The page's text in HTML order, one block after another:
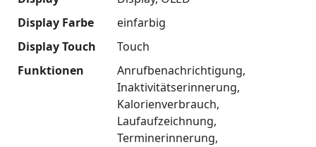
Display Farbe
einfarbig
Display Touch
Touch
Funktionen
Anrufbenachrichtigung
Inaktivitätserinnerung
Kalorienverbrauch
Laufaufzeichnung
Terminerinnerung